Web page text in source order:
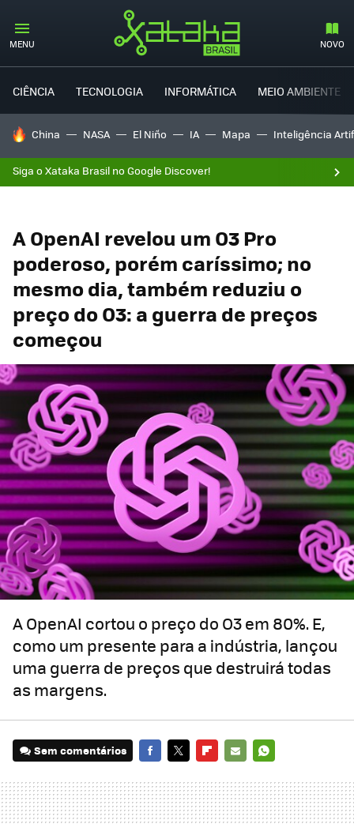
MENU NOVO
CIÊNCIA TECNOLOGIA INFORMÁTICA MEIO AMBIENTE
TENDÊNCIAS DO DIA
China NASA El Niño IA Mapa Inteligência
Siga o Xataka Brasil no Google Discover!
A OpenAI revelou um O3 Pro
poderoso, porém caríssimo; no
mesmo dia, também reduziu o
preço do O3: a guerra de preços
começou
A OpenAI cortou o preço do O3 em 80%. E,
como um presente para a indústria, lançou
uma guerra de preços que destruirá todas
as margens.
Sem comentários
MAIL